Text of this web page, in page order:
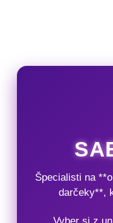
Špecialisti na
darčeky**,